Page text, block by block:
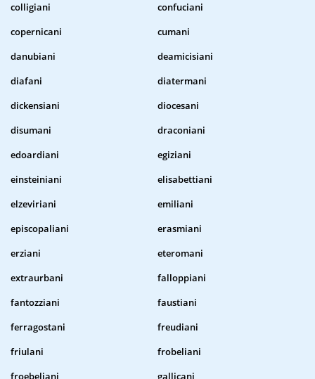
colligiani
confuciani
copernicani
cumani
danubiani
deamicisiani
diafani
diatermani
dickensiani
diocesani
disumani
draconiani
edoardiani
egiziani
einsteiniani
elisabettiani
elzeviriani
emiliani
episcopaliani
erasmiani
erziani
eteromani
extraurbani
falloppiani
fantozziani
faustiani
ferragostani
freudiani
friulani
frobeliani
froebeliani
gallicani